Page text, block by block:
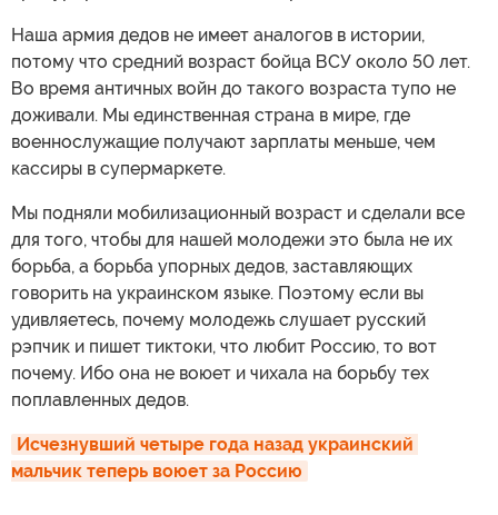
Наша армия дедов не имеет аналогов в истории,
потому что средний возраст бойца ВСУ около 50 лет.
Во время античных войн до такого возраста тупо не
доживали. Мы единственная страна в мире, где
военнослужащие получают зарплаты меньше, чем
кассиры в супермаркете.
Мы подняли мобилизационный возраст и сделали все
для того, чтобы для нашей молодежи это была не их
борьба, а борьба упорных дедов, заставляющих
говорить на украинском языке. Поэтому если вы
удивляетесь, почему молодежь слушает русский
рэпчик и пишет тиктоки, что любит Россию, то вот
почему. Ибо она не воюет и чихала на борьбу тех
поплавленных дедов.
Исчезнувший четыре года назад украинский
мальчик теперь воюет за Россию